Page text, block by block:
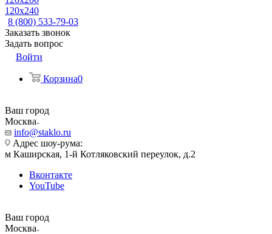
120x240
8 (800) 533-79-03
Заказать звонок
Задать вопрос
Войти
Корзина0
Ваш город
Москва
info@staklo.ru
Адрес шоу-рума:
м Каширская, 1-й Котляковский переулок, д.2
Вконтакте
YouTube
Ваш город
Москва